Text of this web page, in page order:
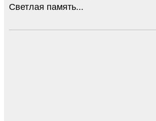
Светлая память...